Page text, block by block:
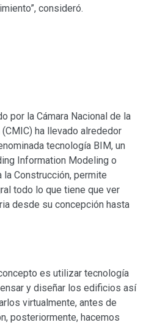
consideró.
por la Cámara Nacional de la
ha llevado alrededor
tecnología BIM, un
Information Modeling o
Construcción, permite
todo lo que tiene que ver
desde su concepción hasta
es utilizar tecnología
y diseñar los edificios así
virtualmente, antes de
posteriormente, hacemos